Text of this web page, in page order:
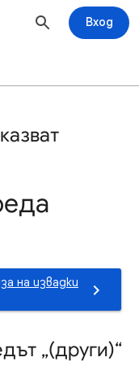
Вход
на извадки
„(други)“